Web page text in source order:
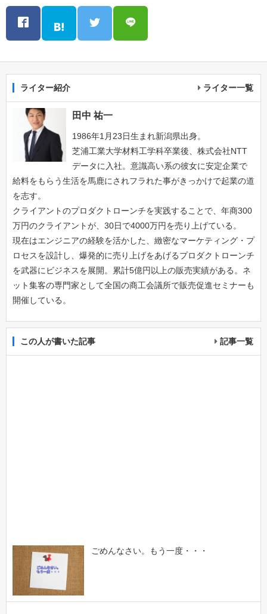
ライター紹介 ライター一覧
田中 祐一
1986年1月23日生まれ新潟県出身。
芝浦工業大学材料工学科卒業後、株式会社NTT
データに入社。意識高い系の彼女に安定企業で
給料をもらう生活を馬鹿にされフラれた事がきっかけで起業の道
を志す。
クライアントのプロダクトローンチを実践することで、年商300
万円のクライアントが、30日で4000万円を売り上げている。
現在はエンジニアの経験を活かした、緻密なマーケティング・プ
ロセスを設計し、爆発的に売り上げをあげるプロダクトローンチ
を武器にビジネスを展開。累計5億円以上の販売実績がある。ネ
ット集客の専門家として全国の商工会議所で販売促進セミナーも
開催している。
この人が書いた記事 記事一覧
ごめんなさい。もう一度・・・